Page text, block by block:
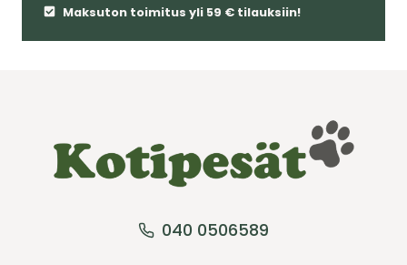
Maksuton toimitus yli 59 € tilauksiin!
040 0506589